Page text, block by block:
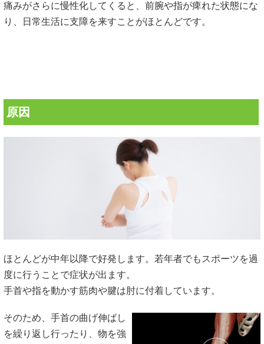
痛みがさらに慢性化してくると、前腕や指が痺れた状態にな
り、日常生活に支障を来すことがほとんどです。
原因
ほとんどが中年以降で好発します。若年者でもスポーツを過
度に行うことで症状が出ます。
手首や指を動かす筋肉や腱は肘に付着しています。
そのため、手首の曲げ伸ばし
を繰り返し行ったり、物を強